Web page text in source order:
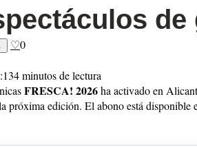
♡0
4 minutos de lectura
FRESCA! 2026ha activado en
próxima edición. El abono está disponible